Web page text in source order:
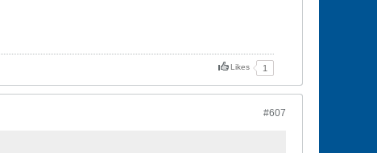
Likes 1
#607